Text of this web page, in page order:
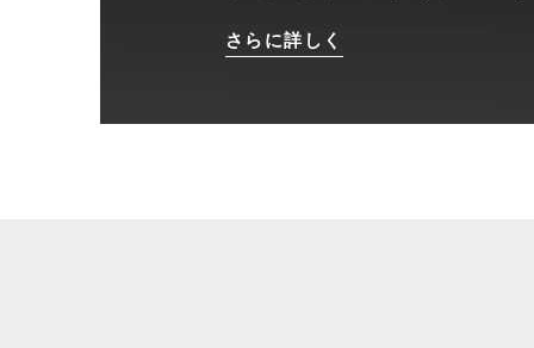
さらに詳しく